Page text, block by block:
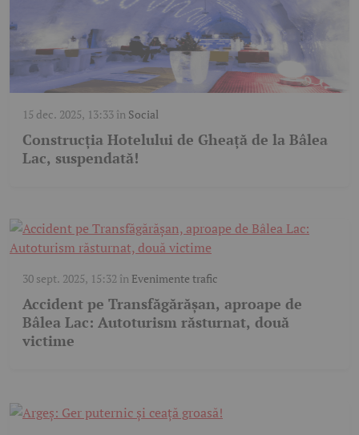
15 dec. 2025, 13:33 în Social
Construcția Hotelului de Gheață de la Bâlea
Lac, suspendată!
30 sept. 2025, 15:32 în Evenimente trafic
Accident pe Transfăgărășan, aproape de
Bâlea Lac: Autoturism răsturnat, două
victime